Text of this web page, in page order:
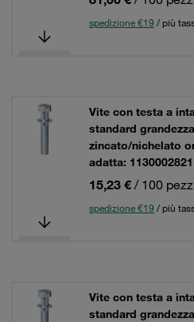
spedizione €19 / più
Vite con testa a
standard
zincato/nichelato
adatta: 1130002821
15,23 € / 100
spedizione €19 / più
Vite con testa a
standard